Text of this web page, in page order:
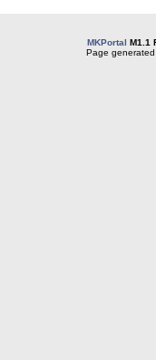
MKPortal M1.1
Page